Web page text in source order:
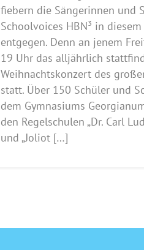
fiebern die Sängerinnen und
Schoolvoices HBN³ in
entgegen. Denn an jenem
19 Uhr das alljährlich
Weihnachtskonzert des
statt. Über 150 Schüler und
dem Gymnasiums
den Regelschulen „Dr. Carl
und „Joliot […]